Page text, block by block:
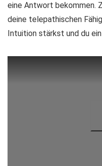
eine Antwort bekommen.
deine telepathischen
Intuition stärkst und du